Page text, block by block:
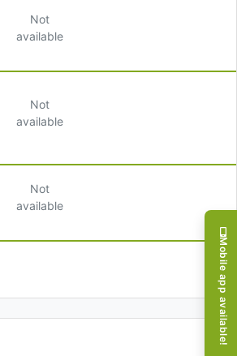
Not
available
Not
available
Not
available
Mobile app available!